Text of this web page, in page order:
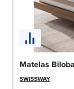
Matelas Biloba
SWISSWAY